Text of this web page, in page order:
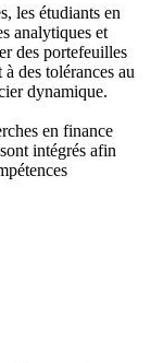
les étudiants en
analytiques et
des portefeuilles
des tolérances au
dynamique.
en finance
intégrés afin